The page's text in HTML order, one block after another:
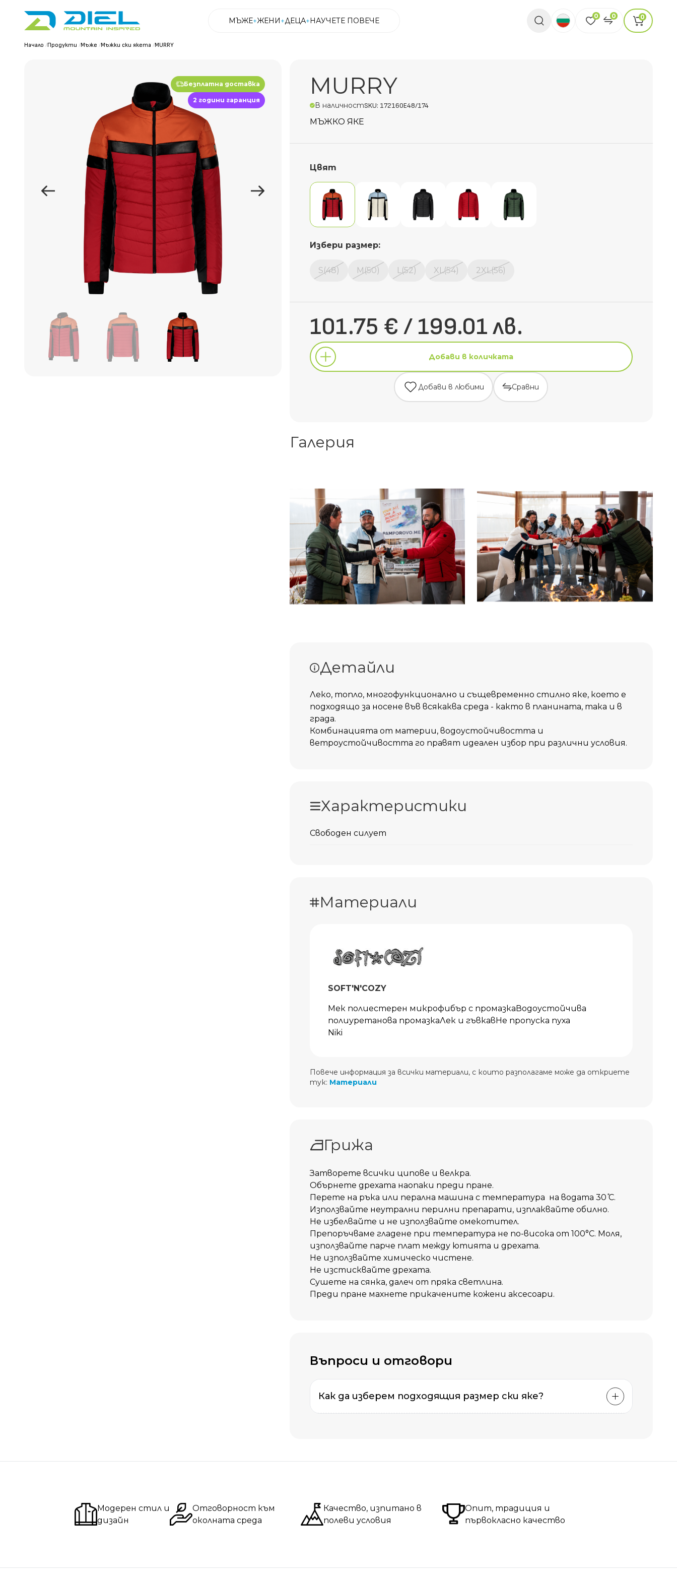
МЪЖЕ ЖЕНИ ДЕЦА НАУЧЕТЕ ПОВЕЧЕ
0 0 0
Начало /Продукти /Мъже /Мъжки ски якета /MURRY
Безплатна доставка
2 години гаранция
MURRY
В наличностSKU: 172160E48/174
МЪЖКО ЯКЕ
Цвят
Избери размер:
S(48) M(50) L(52) XL(54) 2XL(56)
101.75 € / 199.01 лв.
Добави в количката
Добави в любими Сравни
Галерия
Детайли
Леко, топло, многофункционално и същевременно стилно яке, което е
подходящо за носене във всякаква среда - както в планината, така и в
града.
Комбинацията от материи, водоустойчивостта и
ветроустойчивостта го правят идеален избор при различни условия.
Характеристики
Свободен силует
Материали
SOFT'N'COZY
Мек полиестерен микрофибър с промазкаВодоустойчива
полиуретанова промазкаЛек и гъвкавНе пропуска пуха
Niki
Повече информация за всички материали, с които разполагаме може да откриете
тук: Материали
Грижа
Затворете всички ципове и велкра.
Обърнете дрехата наопаки преди пране.
Перете на ръка или перална машина с температура на водата 30 ̊С.
Използвайте неутрални перилни препарати, изплаквайте обилно.
Не избелвайте и не използвайте омекотител.
Препоръчваме гладене при температура не по-висока от 100°C. Моля,
използвайте парче плат между ютията и дрехата.
Не използвайте химическо чистене.
Не изстисквайте дрехата.
Сушете на сянка, далеч от пряка светлина.
Преди пране махнете прикачените кожени аксесоари.
Въпроси и отговори
Как да изберем подходящия размер ски яке?
Модерен стил и
дизайн
Отговорност към
околната среда
Качество, изпитано в
полеви условия
Опит, традиция и
първокласно качество